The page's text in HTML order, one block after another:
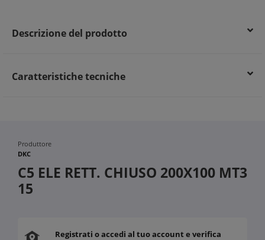
Descrizione del prodotto
Caratteristiche tecniche
Produttore
DKC
C5 ELE RETT. CHIUSO 200X100 MT3
15
Registrati o accedi al tuo account e verifica